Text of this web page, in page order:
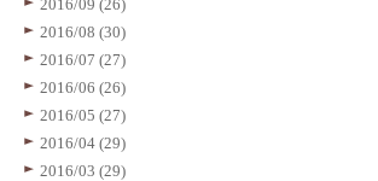
2016/09 (26)
2016/08 (30)
2016/07 (27)
2016/06 (26)
2016/05 (27)
2016/04 (29)
2016/03 (29)